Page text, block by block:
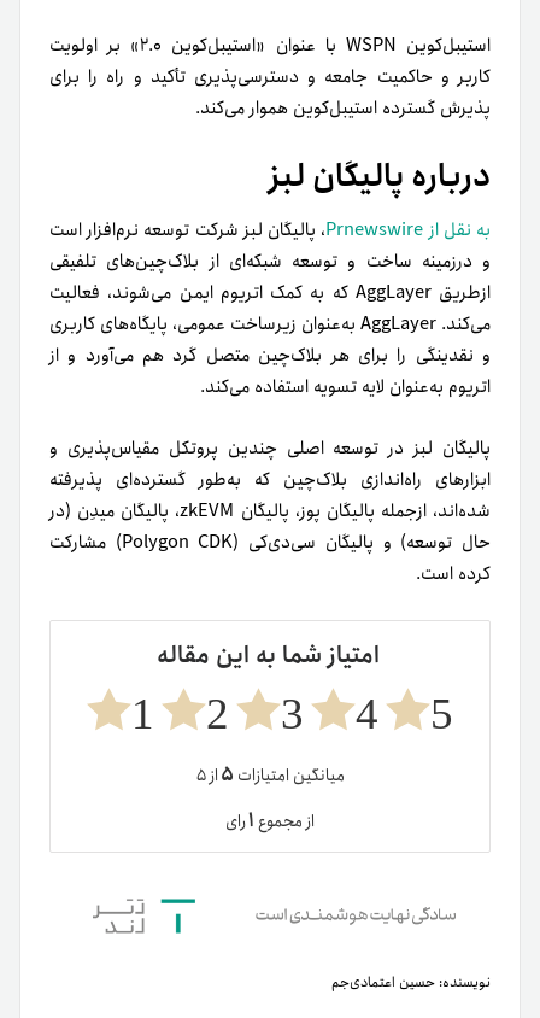
استیبل‌کوین WSPN با عنوان «استیبل‌کوین ۲.۰» بر اولویت
کاربر و حاکمیت جامعه و دسترسی‌پذیری تأکید و راه را برای
پذیرش گسترده استیبل‌کوین هموار می‌کند.
درباره پالیگان لبز
به نقل از Prnewswire
، پالیگان لبز شرکت توسعه نرم‌افزار است
و در‌زمینه ساخت و توسعه شبکه‌ای از بلاک‌چین‌های تلفیقی
از‌طریق AggLayer که به کمک اتریوم ایمن می‌شوند، فعالیت
می‌کند. AggLayer به‌عنوان زیرساخت عمومی، پایگاه‌های کاربری
و نقدینگی را برای هر بلاک‌چین متصل گرد هم می‌آورد و از
اتریوم به‌عنوان لایه تسویه استفاده می‌کند.
پالیگان لبز در توسعه اصلی چندین پروتکل مقیاس‌پذیری و
ابزارهای راه‌اندازی بلاک‌چین که به‌طور گسترده‌ای پذیرفته
شده‌اند، از‌جمله پالیگان پوز، پالیگان zkEVM، پالیگان میدِن (در
حال توسعه) و پالیگان سی‌دی‌کی (Polygon CDK) مشارکت
کرده است.
امتیاز شما به این مقاله
5
4
3
2
1
میانگین امتیازات ۵از ۵
از مجموع۱رای
نویسنده: حسین اعتمادی‌جم